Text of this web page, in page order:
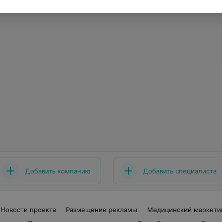
Добавить компанию Добавить специалиста
Новости проекта Размещение рекламы
Медицинский